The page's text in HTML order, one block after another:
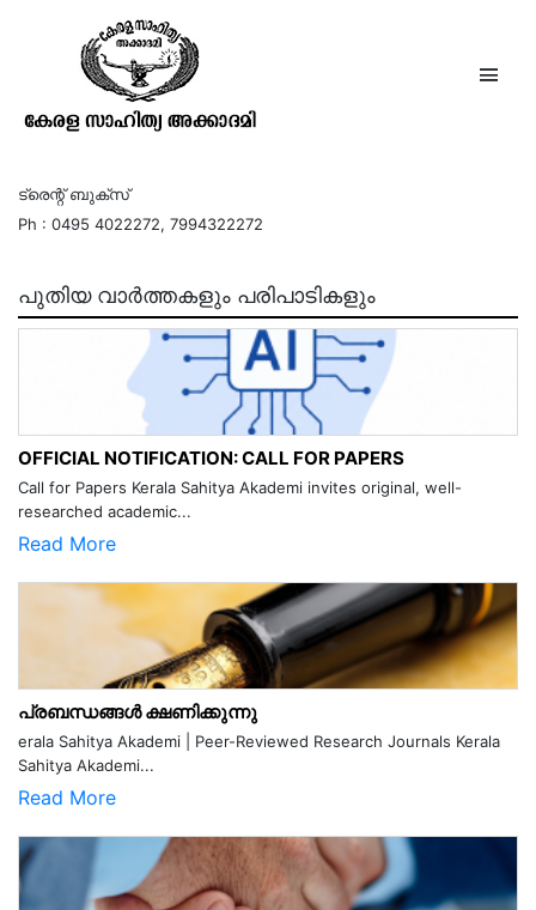
ചെറിയ ചെറിയ മഴസ്പര്‍ശങ്ങള്‍
ട്രെന്റ് ബുക്‌സ്
Ph : 0495 4022272, 7994322272
പുതിയ വാർത്തകളും പരിപാടികളും
OFFICIAL NOTIFICATION: CALL FOR PAPERS
Call for Papers Kerala Sahitya Akademi invites original, well-
researched academic...
Read More
പ്രബന്ധങ്ങൾ ക്ഷണിക്കുന്നു
erala Sahitya Akademi | Peer-Reviewed Research Journals Kerala
Sahitya Akademi...
Read More